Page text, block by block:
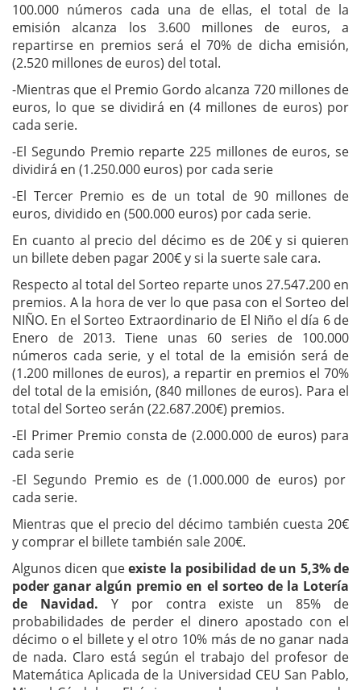
100.000 números cada una de ellas, el total de la
emisión alcanza los 3.600 millones de euros, a
repartirse en premios será el 70% de dicha emisión,
(2.520 millones de euros) del total.
-Mientras que el Premio Gordo alcanza 720 millones de
euros, lo que se dividirá en (4 millones de euros) por
cada serie.
-El Segundo Premio reparte 225 millones de euros, se
dividirá en (1.250.000 euros) por cada serie
-El Tercer Premio es de un total de 90 millones de
euros, dividido en (500.000 euros) por cada serie.
En cuanto al precio del décimo es de 20€ y si quieren
un billete deben pagar 200€ y si la suerte sale cara.
Respecto al total del Sorteo reparte unos 27.547.200 en
premios. A la hora de ver lo que pasa con el Sorteo del
NIÑO. En el Sorteo Extraordinario de El Niño el día 6 de
Enero de 2013. Tiene unas 60 series de 100.000
números cada serie, y el total de la emisión será de
(1.200 millones de euros), a repartir en premios el 70%
del total de la emisión, (840 millones de euros). Para el
total del Sorteo serán (22.687.200€) premios.
-El Primer Premio consta de (2.000.000 de euros) para
cada serie
-El Segundo Premio es de (1.000.000 de euros) por
cada serie.
Mientras que el precio del décimo también cuesta 20€
y comprar el billete también sale 200€.
Algunos dicen queexiste la posibilidad de un 5,3% de
poder ganar algún premio en el sorteo de la Lotería
de Navidad. Y por contra existe un 85% de
probabilidades de perder el dinero apostado con el
décimo o el billete y el otro 10% más de no ganar nada
de nada. Claro está según el trabajo del profesor de
Matemática Aplicada de la Universidad CEU San Pablo,